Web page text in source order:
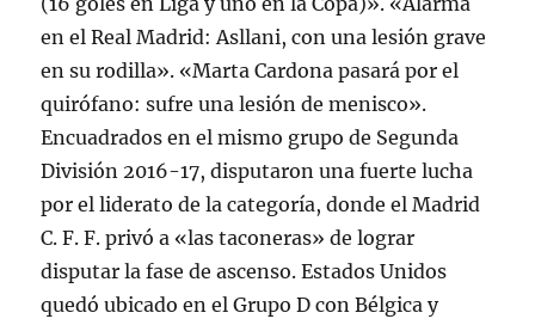
en el Real Madrid: Asllani, con una lesión grave
en su rodilla». «Marta Cardona pasará por el
quirófano: sufre una lesión de menisco».
Encuadrados en el mismo grupo de Segunda
División 2016-17, disputaron una fuerte lucha
por el liderato de la categoría, donde el Madrid
C. F. F. privó a «las taconeras» de lograr
disputar la fase de ascenso. Estados Unidos
quedó ubicado en el Grupo D con Bélgica y